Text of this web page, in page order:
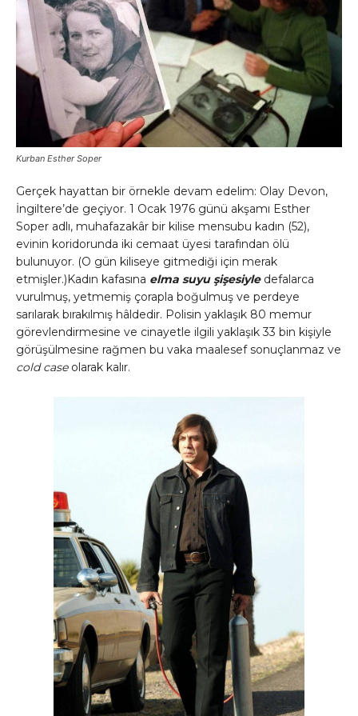
Kurban Esther Soper
Gerçek hayattan bir örnekle devam edelim: Olay Devon,
İngiltere’de geçiyor. 1 Ocak 1976 günü akşamı Esther
Soper adlı, muhafazakâr bir kilise mensubu kadın (52),
evinin koridorunda iki cemaat üyesi tarafından ölü
bulunuyor. (O gün kiliseye gitmediği için merak
etmişler.)Kadın kafasına elma suyu şişesiyledefalarca
vurulmuş, yetmemiş çorapla boğulmuş ve perdeye
sarılarak bırakılmış hâldedir. Polisin yaklaşık 80 memur
görevlendirmesine ve cinayetle ilgili yaklaşık 33 bin kişiyle
görüşülmesine rağmen bu vaka maalesef sonuçlanmaz ve
cold caseolarak kalır.